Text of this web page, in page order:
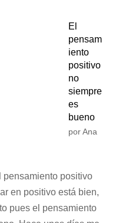
El
pensam
iento
positivo
no
siempre
es
bueno
porAna
pensamiento positivo
en positivo está bien,
pues el pensamiento